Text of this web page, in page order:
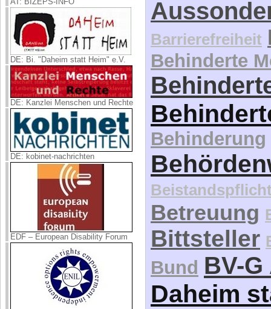
DE: Bi. "Daheim statt Heim" e.V.
DE: Kanzlei Menschen und Rechte
DE: kobinet-nachrichten
EDF – European Disability Forum
Barrierefreiheit
Behinderte
Behinderung
Betreuung
Bittsteller
Bund BV-
Daheim